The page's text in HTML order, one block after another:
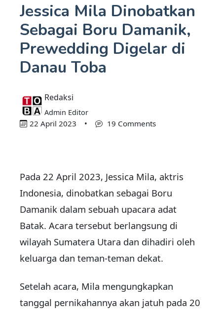
Jessica Mila Dinobatkan
Sebagai Boru Damanik,
Prewedding Digelar di
Danau Toba
Redaksi
Admin Editor
22 April 2023 • 19 Comments
Pada 22 April 2023, Jessica Mila, aktris
Indonesia, dinobatkan sebagai Boru
Damanik dalam sebuah upacara adat
Batak. Acara tersebut berlangsung di
wilayah Sumatera Utara dan dihadiri oleh
keluarga dan teman-teman dekat.
Setelah acara, Mila mengungkapkan
tanggal pernikahannya akan jatuh pada 20